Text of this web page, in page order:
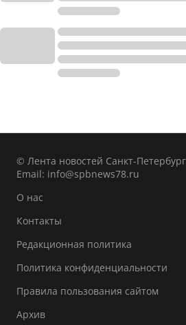
© Лента новостей Санкт-
Email: info@spbnews78.ru
О нас
Контакты
Редакционная политика
Политика конфиденциальности
Правила пользования сайтом
Архив